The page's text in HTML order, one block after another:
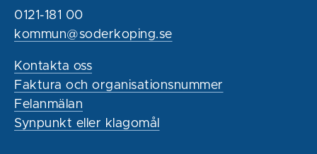
0121-181 00
kommun@soderkoping.se
Kontakta oss
Faktura och organisationsnummer
Felanmälan
Synpunkt eller klagomål